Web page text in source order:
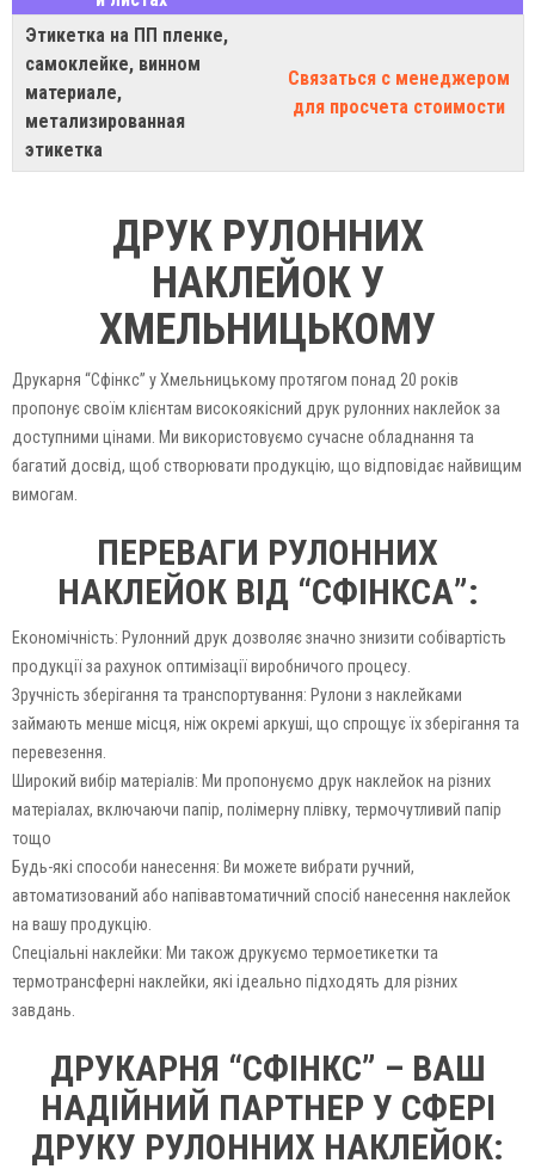
Этикетка на ПП пленке,
самоклейке, винном
материале,
метализированная
этикетка
Связаться с менеджером
для просчета стоимости
ДРУК РУЛОННИХ
НАКЛЕЙОК У
ХМЕЛЬНИЦЬКОМУ
Друкарня “Сфінкс” у Хмельницькому протягом понад 20 років
пропонує своїм клієнтам високоякісний друк рулонних наклейок за
доступними цінами. Ми використовуємо сучасне обладнання та
багатий досвід, щоб створювати продукцію, що відповідає найвищим
вимогам.
ПЕРЕВАГИ РУЛОННИХ
НАКЛЕЙОК ВІД “СФІНКСА”:
Економічність: Рулонний друк дозволяє значно знизити собівартість
продукції за рахунок оптимізації виробничого процесу.
Зручність зберігання та транспортування: Рулони з наклейками
займають менше місця, ніж окремі аркуші, що спрощує їх зберігання та
перевезення.
Широкий вибір матеріалів: Ми пропонуємо друк наклейок на різних
матеріалах, включаючи папір, полімерну плівку, термочутливий папір
тощо
Будь-які способи нанесення: Ви можете вибрати ручний,
автоматизований або напівавтоматичний спосіб нанесення наклейок
на вашу продукцію.
Спеціальні наклейки: Ми також друкуємо термоетикетки та
термотрансферні наклейки, які ідеально підходять для різних
завдань.
ДРУКАРНЯ “СФІНКС” – ВАШ
НАДІЙНИЙ ПАРТНЕР У СФЕРІ
ДРУКУ РУЛОННИХ НАКЛЕЙОК: